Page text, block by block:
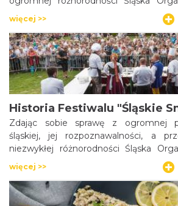
postanowiła organizować
regionalnej. Festiwal „Śląskie Smaki”
każdym razem w innej części
możliwość poznania lokalnych
dbałości o dziedzictwo kulinarne i
więcej >>
Historia Festiwalu "Śląskie
Zdając sobie sprawę z ogromnej
śląskiej, jej rozpoznawalności, a
niezwykłej różnorodności Śląska
postanowiła organizować
regionalnej. Wypromowanie
się motywem zachęcającym
województwa śląskiego.
więcej >>